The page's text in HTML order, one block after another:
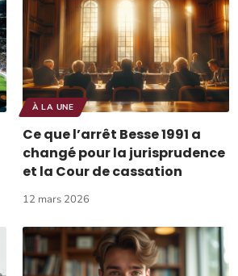
À LA UNE
Ce que l’arrêt Besse 1991 a
changé pour la jurisprudence
et la Cour de cassation
12 mars 2026